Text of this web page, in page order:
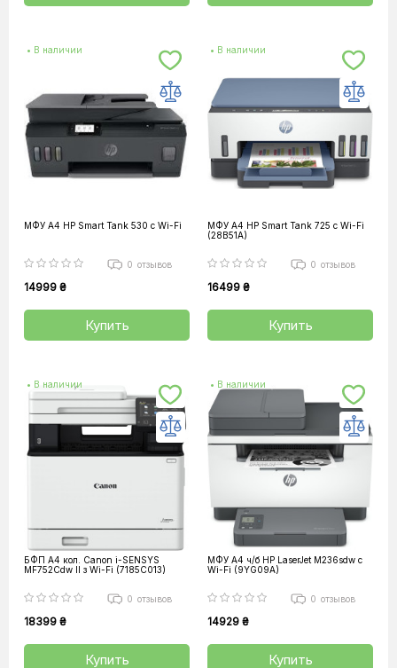
• В наличии
МФУ A4 HP Smart Tank 530 c Wi-Fi
0 отзывов
14999 ₴
Купить
• В наличии
МФУ A4 HP Smart Tank 725 c Wi-Fi
(28B51A)
0 отзывов
16499 ₴
Купить
• В наличии
БФП А4 кол. Canon i-SENSYS
MF752Cdw II з Wi-Fi (7185C013)
0 отзывов
18399 ₴
Купить
• В наличии
МФУ А4 ч/б HP LaserJet M236sdw c
Wi-Fi (9YG09A)
0 отзывов
14929 ₴
Купить